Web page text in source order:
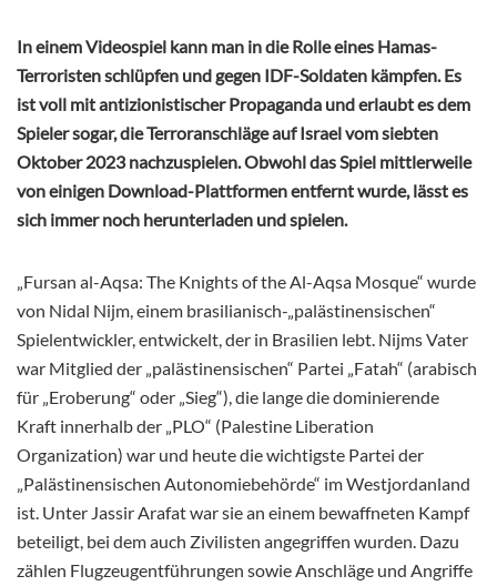
In einem Videospiel kann man in die Rolle eines Hamas-
Terroristen schlüpfen und gegen IDF-Soldaten kämpfen. Es
ist voll mit antizionistischer Propaganda und erlaubt es dem
Spieler sogar, die Terroranschläge auf Israel vom siebten
Oktober 2023 nachzuspielen. Obwohl das Spiel mittlerweile
von einigen Download-Plattformen entfernt wurde, lässt es
sich immer noch herunterladen und spielen.
„Fursan al-Aqsa: The Knights of the Al-Aqsa Mosque“ wurde
von Nidal Nijm, einem brasilianisch-„palästinensischen“
Spielentwickler, entwickelt, der in Brasilien lebt. Nijms Vater
war Mitglied der „palästinensischen“ Partei „Fatah“ (arabisch
für „Eroberung“ oder „Sieg“), die lange die dominierende
Kraft innerhalb der „PLO“ (Palestine Liberation
Organization) war und heute die wichtigste Partei der
„Palästinensischen Autonomiebehörde“ im Westjordanland
ist. Unter Jassir Arafat war sie an einem bewaffneten Kampf
beteiligt, bei dem auch Zivilisten angegriffen wurden. Dazu
zählen Flugzeugentführungen sowie Anschläge und Angriffe